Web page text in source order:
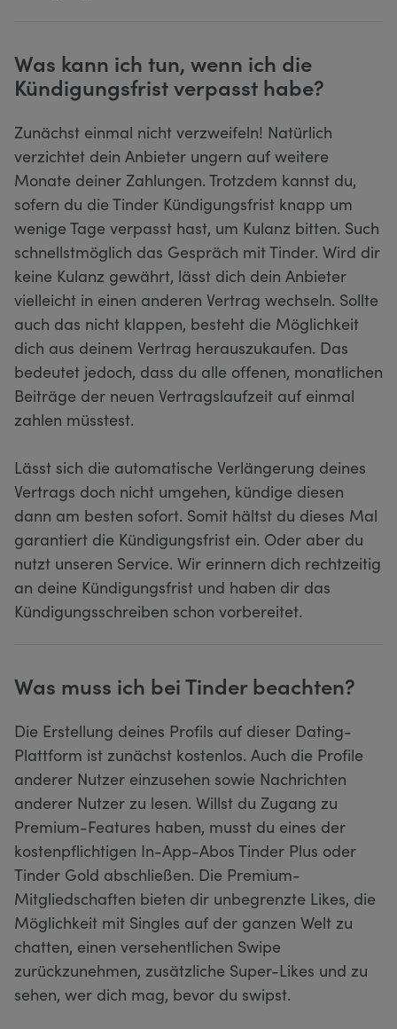
Was kann ich tun, wenn ich die
Kündigungsfrist verpasst habe?
Zunächst einmal nicht verzweifeln! Natürlich
verzichtet dein Anbieter ungern auf weitere
Monate deiner Zahlungen. Trotzdem kannst du,
sofern du die Tinder Kündigungsfrist knapp um
wenige Tage verpasst hast, um Kulanz bitten. Such
schnellstmöglich das Gespräch mit Tinder. Wird dir
keine Kulanz gewährt, lässt dich dein Anbieter
vielleicht in einen anderen Vertrag wechseln. Sollte
auch das nicht klappen, besteht die Möglichkeit
dich aus deinem Vertrag herauszukaufen. Das
bedeutet jedoch, dass du alle offenen, monatlichen
Beiträge der neuen Vertragslaufzeit auf einmal
zahlen müsstest.
Lässt sich die automatische Verlängerung deines
Vertrags doch nicht umgehen, kündige diesen
dann am besten sofort. Somit hältst du dieses Mal
garantiert die Kündigungsfrist ein. Oder aber du
nutzt unseren Service. Wir erinnern dich rechtzeitig
an deine Kündigungsfrist und haben dir das
Kündigungsschreiben schon vorbereitet.
Was muss ich bei Tinder beachten?
Die Erstellung deines Profils auf dieser Dating-
Plattform ist zunächst kostenlos. Auch die Profile
anderer Nutzer einzusehen sowie Nachrichten
anderer Nutzer zu lesen. Willst du Zugang zu
Premium-Features haben, musst du eines der
kostenpflichtigen In-App-Abos Tinder Plus oder
Tinder Gold abschließen. Die Premium-
Mitgliedschaften bieten dir unbegrenzte Likes, die
Möglichkeit mit Singles auf der ganzen Welt zu
chatten, einen versehentlichen Swipe
zurückzunehmen, zusätzliche Super-Likes und zu
sehen, wer dich mag, bevor du swipst.